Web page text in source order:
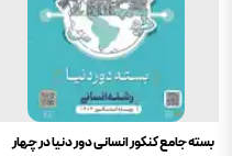
بسته جامع کنکور انسانی دور دنیا در چهار